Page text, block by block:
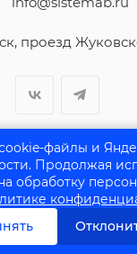
проезд
файлы и
Продолжая
обработку